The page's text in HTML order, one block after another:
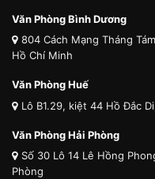
Văn Phòng Bình Dương
804 Cách Mạng Tháng
Hồ Chí Minh
Văn Phòng Huế
Lô B1.29, kiệt 44 Hồ Đắc
Văn Phòng Hải Phòng
Số 30 Lô 14 Lê Hồng
Phòng